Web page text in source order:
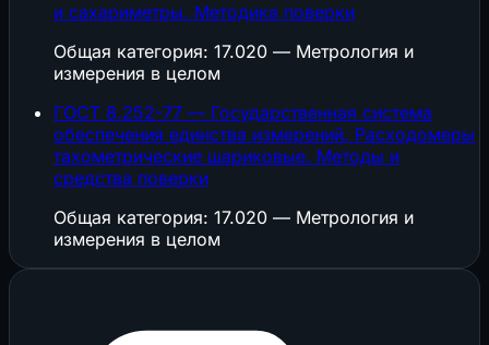
и сахариметры. Методика поверки
Общая категория: 17.020 — Метрология и
измерения в целом
ГОСТ 8.252-77 — Государственная система
обеспечения единства измерений. Расходомеры
тахометрические шариковые. Методы и
средства поверки
Общая категория: 17.020 — Метрология и
измерения в целом